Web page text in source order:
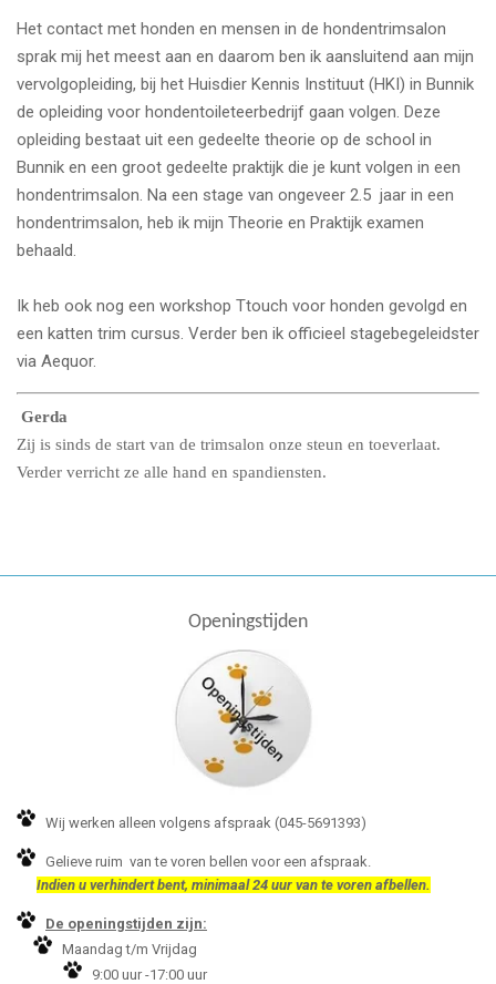
Het contact met honden en mensen in de hondentrimsalon
sprak mij het meest aan en daarom ben ik aansluitend aan mijn
vervolgopleiding, bij het Huisdier Kennis Instituut (HKI) in Bunnik
de opleiding voor hondentoileteerbedrijf gaan volgen. Deze
opleiding bestaat uit een gedeelte theorie op de school in
Bunnik en een groot gedeelte praktijk die je kunt volgen in een
hondentrimsalon. Na een stage van ongeveer 2.5 jaar in een
hondentrimsalon, heb ik mijn Theorie en Praktijk examen
behaald.
Ik heb ook nog een workshop Ttouch voor honden gevolgd en
een katten trim cursus. Verder ben ik officieel stagebegeleidster
via Aequor.
Gerda
Zij is sinds de start van de trimsalon onze steun en toeverlaat.
Verder verricht ze alle hand en spandiensten.
Openingstijden
Wij werken alleen volgens afspraak (045-5691393)
Gelieve ruim van te voren bellen voor een afspraak.
Indien u verhindert bent, minimaal 24 uur van te voren afbellen.
De openingstijden zijn:
Maandag t/m Vrijdag
9:00 uur -17:00 uur